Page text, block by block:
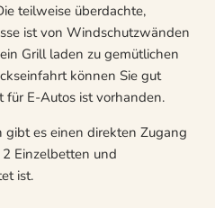
teilweise überdachte,
ist von Windschutzwänden
Grill laden zu gemütlichen
können Sie gut
für E-Autos ist vorhanden.
gibt es einen direkten Zugang
Einzelbetten und
ist.